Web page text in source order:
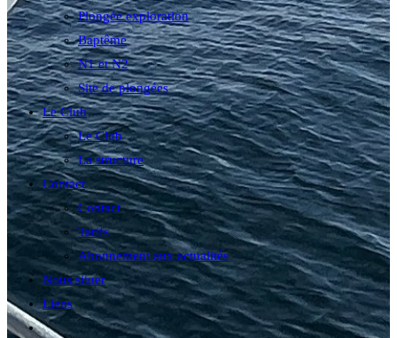
Plongée exploration
Baptême
N1 et N2
Site de plongées
Le Club
Le Club
La structure
Contact
Contact
Tarifs
Abonnement aux actualités
Nous situer
Liens
Toggle